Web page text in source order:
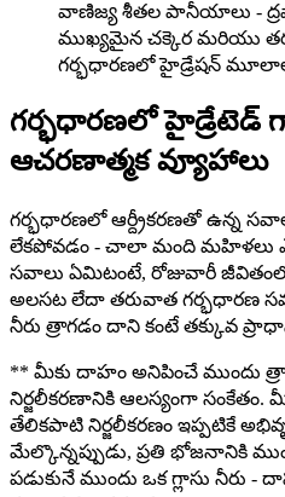
వాణిజ్య శీతల పానీయాలు -
ముఖ్యమైన చక్కెర మరియు
గర్భధారణలో హైడ్రేషన్
గర్భధారణలో హైడ్రేటెడ్
ఆచరణాత్మక వ్యూహాలు
గర్భధారణలో ఆర్ద్రీకరణతో ఉన్న
లేకపోవడం - చాలా మంది మహిళలు
సవాలు ఏమిటంటే, రోజువారీ
అలసట లేదా తరువాత గర్భధారణ
నీరు త్రాగడం దాని కంటే తక్కువ
** మీకు దాహం అనిపించే ముందు
నిర్జలీకరణానికి ఆలస్యంగా
తేలికపాటి నిర్జలీకరణం ఇప్పటికే
మేల్కొన్నప్పుడు, ప్రతి భోజనానికి
పడుకునే ముందు ఒక గ్లాసు నీరు -